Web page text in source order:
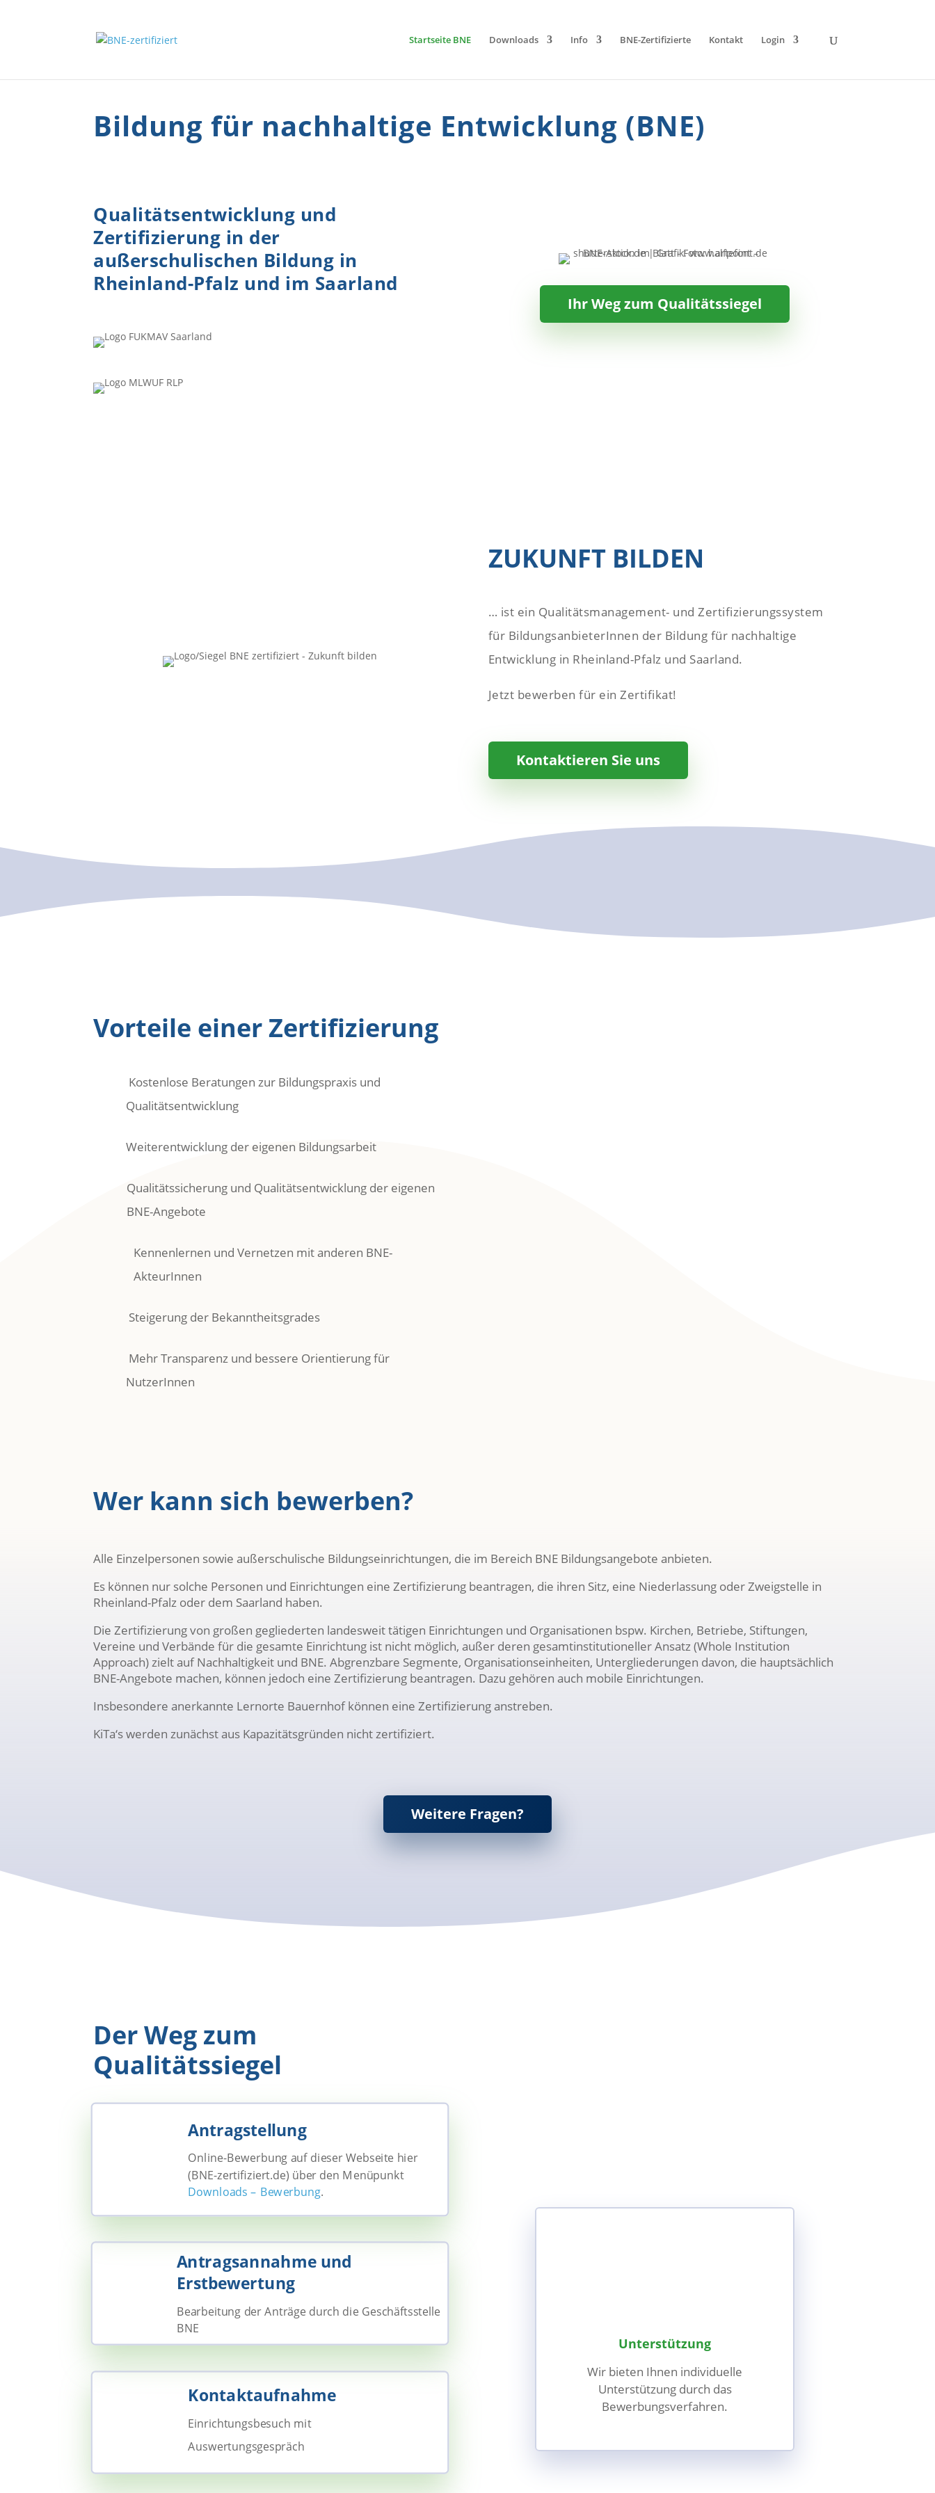
Startseite BNE Downloads Info BNE-Zertifizierte Kontakt Login
Bildung für nachhaltige Entwicklung (BNE)
Qualitätsentwicklung und
Zertifizierung in der
außerschulischen Bildung in
Rheinland-Pfalz und im Saarland
Ihr Weg zum Qualitätssiegel
ZUKUNFT BILDEN
… ist ein Qualitätsmanagement- und Zertifizierungssystem
für BildungsanbieterInnen der Bildung für nachhaltige
Entwicklung in Rheinland-Pfalz und Saarland.
Jetzt bewerben für ein Zertifikat!
Kontaktieren Sie uns
Vorteile einer Zertifizierung
Kostenlose Beratungen zur Bildungspraxis und
Qualitätsentwicklung
Weiterentwicklung der eigenen Bildungsarbeit
Qualitätssicherung und Qualitätsentwicklung der eigenen
BNE-Angebote
Kennenlernen und Vernetzen mit anderen BNE-
AkteurInnen
Steigerung der Bekanntheitsgrades
Mehr Transparenz und bessere Orientierung für
NutzerInnen
Wer kann sich bewerben?
Alle Einzelpersonen sowie außerschulische Bildungseinrichtungen, die im Bereich BNE Bildungsangebote anbieten.
Es können nur solche Personen und Einrichtungen eine Zertifizierung beantragen, die ihren Sitz, eine Niederlassung oder Zweigstelle in
Rheinland-Pfalz oder dem Saarland haben.
Die Zertifizierung von großen gegliederten landesweit tätigen Einrichtungen und Organisationen bspw. Kirchen, Betriebe, Stiftungen,
Vereine und Verbände für die gesamte Einrichtung ist nicht möglich, außer deren gesamtinstitutioneller Ansatz (Whole Institution
Approach) zielt auf Nachhaltigkeit und BNE. Abgrenzbare Segmente, Organisationseinheiten, Untergliederungen davon, die hauptsächlich
BNE-Angebote machen, können jedoch eine Zertifizierung beantragen. Dazu gehören auch mobile Einrichtungen.
Insbesondere anerkannte Lernorte Bauernhof können eine Zertifizierung anstreben.
KiTa‘s werden zunächst aus Kapazitätsgründen nicht zertifiziert.
Weitere Fragen?
Der Weg zum
Qualitätssiegel
Antragstellung
Online-Bewerbung auf dieser Webseite hier
(BNE-zertifiziert.de) über den Menüpunkt
Downloads – Bewerbung.
Antragsannahme und
Erstbewertung
Bearbeitung der Anträge durch die Geschäftsstelle
BNE
Kontaktaufnahme
Einrichtungsbesuch mit
Auswertungsgespräch
Unterstützung
Wir bieten Ihnen individuelle
Unterstützung durch das
Bewerbungsverfahren.